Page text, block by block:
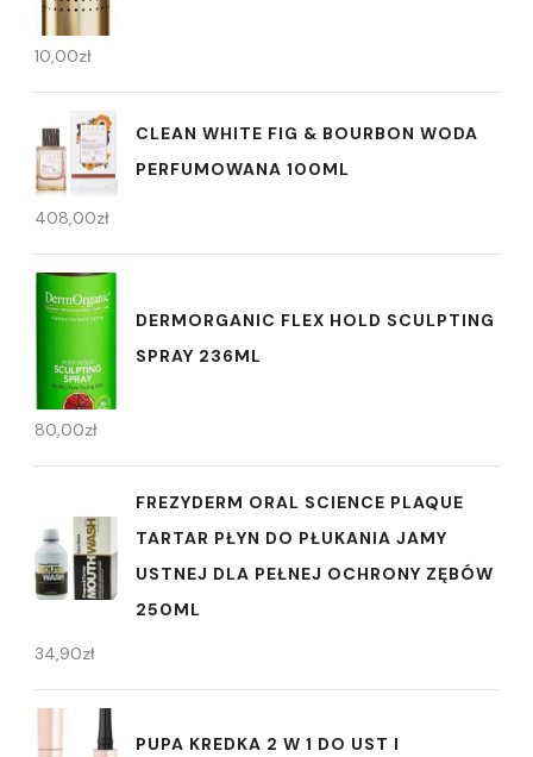
10,00zł
CLEAN WHITE FIG & BOURBON WODA
PERFUMOWANA 100ML
408,00zł
DERMORGANIC FLEX HOLD SCULPTING
SPRAY 236ML
80,00zł
FREZYDERM ORAL SCIENCE PLAQUE
TARTAR PŁYN DO PŁUKANIA JAMY
USTNEJ DLA PEŁNEJ OCHRONY ZĘBÓW
250ML
34,90zł
PUPA KREDKA 2 W 1 DO UST I